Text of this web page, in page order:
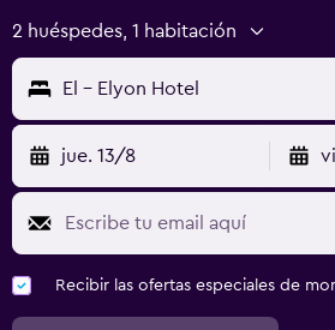
2 huéspedes, 1 habitación
El - Elyon Hotel
jue. 13/8
Recibir las ofertas especiales de